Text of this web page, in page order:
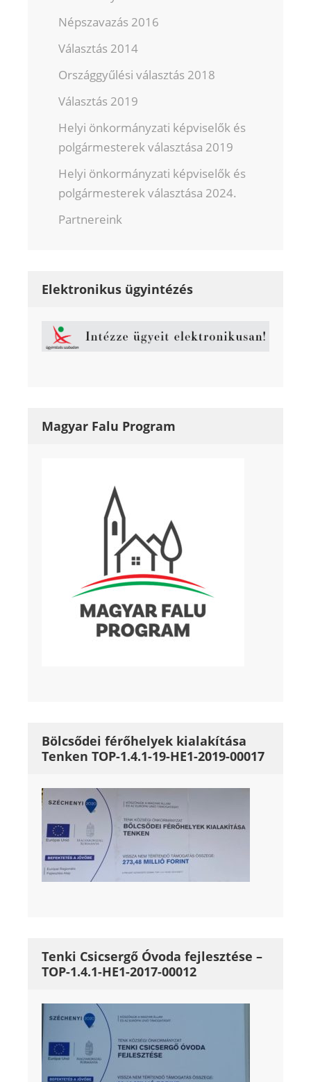
Népszavazás 2016
Választás 2014
Országgyűlési választás 2018
Választás 2019
Helyi önkormányzati képviselők és
polgármesterek választása 2019
Helyi önkormányzati képviselők és
polgármesterek választása 2024.
Partnereink
Elektronikus ügyintézés
Magyar Falu Program
Bölcsődei férőhelyek kialakítása
Tenken TOP-1.4.1-19-HE1-2019-00017
Tenki Csicsergő Óvoda fejlesztése –
TOP-1.4.1-HE1-2017-00012